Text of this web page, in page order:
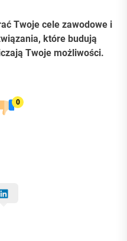
Twoje cele zawodowe i
które budują
Twoje możliwości.
0